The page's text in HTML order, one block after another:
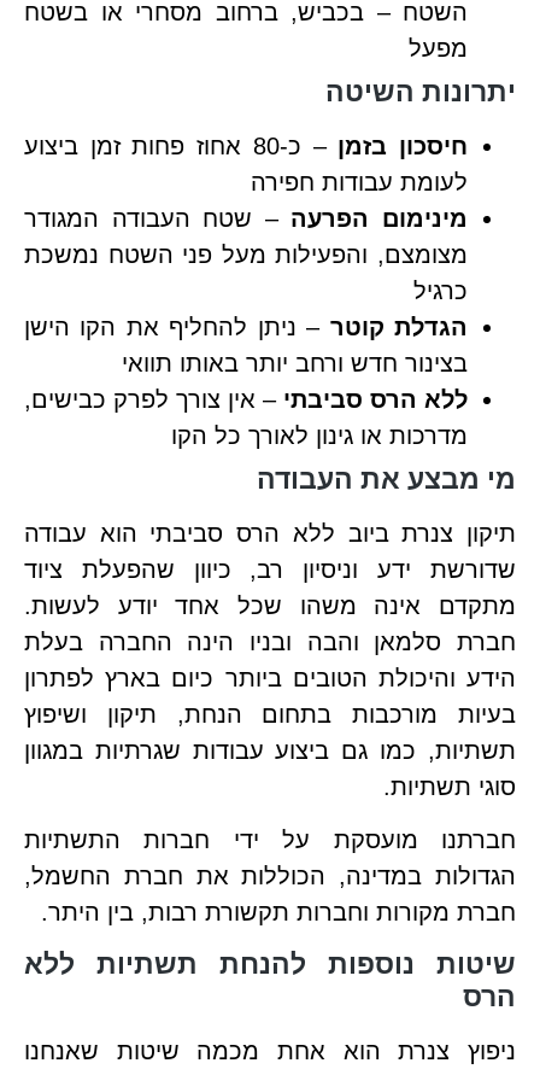
השטח – בכביש, ברחוב מסחרי או בשטח
מפעל
יתרונות השיטה
חיסכון בזמן
– כ-80 אחוז פחות זמן ביצוע
לעומת עבודות חפירה
מינימום הפרעה– שטח העבודה המגודר
מצומצם, והפעילות מעל פני השטח נמשכת
כרגיל
הגדלת קוטר– ניתן להחליף את הקו הישן
בצינור חדש ורחב יותר באותו תוואי
ללא הרס סביבתי– אין צורך לפרק כבישים,
מדרכות או גינון לאורך כל הקו
מי מבצע את העבודה
תיקון צנרת ביוב ללא הרס סביבתי הוא עבודה
שדורשת ידע וניסיון רב, כיוון שהפעלת ציוד
מתקדם אינה משהו שכל אחד יודע לעשות.
חברת סלמאן והבה ובניו הינה החברה בעלת
הידע והיכולת הטובים ביותר כיום בארץ לפתרון
בעיות מורכבות בתחום הנחת, תיקון ושיפוץ
תשתיות, כמו גם ביצוע עבודות שגרתיות במגוון
סוגי תשתיות.
חברתנו מועסקת על ידי חברות התשתיות
הגדולות במדינה, הכוללות את חברת החשמל,
חברת מקורות וחברות תקשורת רבות, בין היתר.
שיטות נוספות להנחת תשתיות ללא
הרס
ניפוץ צנרת הוא אחת מכמה שיטות שאנחנו